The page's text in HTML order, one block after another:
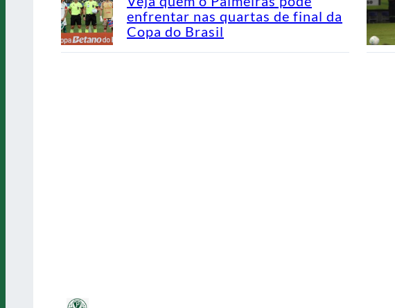
enfrentar nas quartas de final da
Copa do Brasil